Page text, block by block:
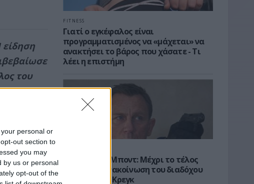
personal or
out section to
you may
by us or personal
opt-out of the
του
FITNESS
Γιατί ο εγκέφαλος είναι
προγραμματισμένος να «μάχεται» να
ανακτήσει το βάρος που χάσατε - Τι
λέει η επιστήμη
Νέος Τζέιμς Μποντ: Μέχρι το τέλος
του 2026 η ανακοίνωση του διαδόχου
του Ντάνιελ Κρεγκ